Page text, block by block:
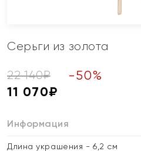
Серьги из золота
22 140₽ -50%
11 070₽
Информация
Длина украшения - 6,2 см